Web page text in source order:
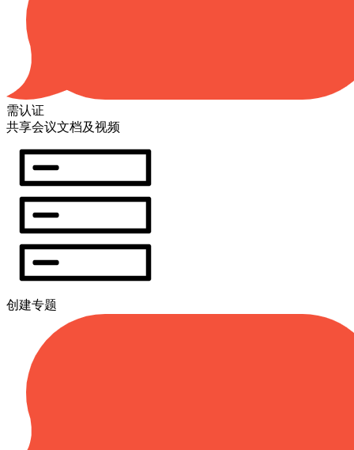
需认证
共享会议文档及视频
创建专题